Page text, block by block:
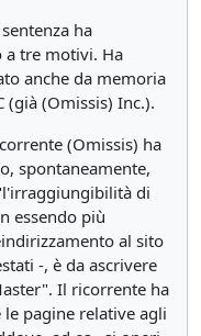
ha
a tre motivi. Ha
anche da memoria
(già (Omissis) Inc.).
(Omissis) ha
spontaneamente,
di
essendo più
al sito
-, è da ascrivere
Il ricorrente ha
pagine relative agli